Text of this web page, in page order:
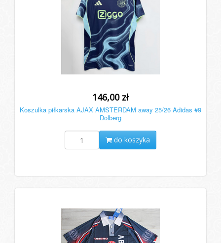
146,00 zł
Koszulka piłkarska AJAX AMSTERDAM away 25/26 Adidas #9
Dolberg
do koszyka